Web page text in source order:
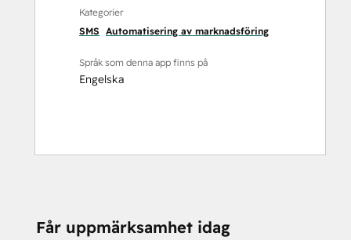
Kategorier
SMS Automatisering av marknadsföring
Språk som denna app finns på
Engelska
Får uppmärksamhet idag